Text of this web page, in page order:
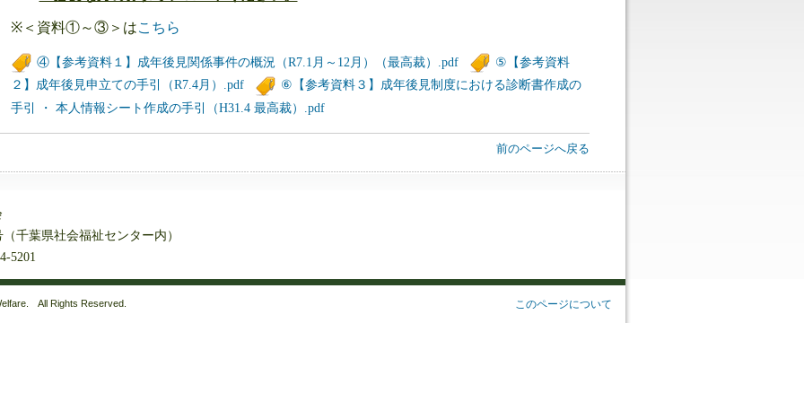
※＜資料①～③＞はこちら
④【参考資料１】成年後見関係事件の概況（R7.1月～12月）（最高裁）.pdf
⑤【参考資料
２】成年後見申立ての手引（R7.4月）.pdf
⑥【参考資料３】成年後見制度における診断書作成の
手引 ・ 本人情報シート作成の手引（H31.4 最高裁）.pdf
前のページへ戻る
千葉県社会福祉センター内）
5201
All Rights Reserved. このページについて